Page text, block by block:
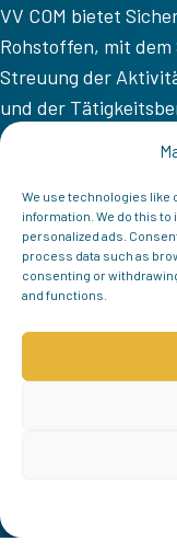
We use technologies like
information. We do this
personalized ads.
process data such as
consenting or
and functions.
VV COM bietet
Rohstoffen, mit
Streuung der
und der
VV COM
Home
Mission
Team
Kontakt
Follow us
© 2026 VV